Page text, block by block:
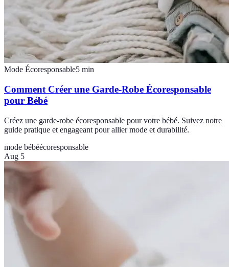
Mode Écoresponsable5 min
Comment Créer une Garde-Robe Écoresponsable
pour Bébé
Créez une garde-robe écoresponsable pour votre bébé. Suivez notre
guide pratique et engageant pour allier mode et durabilité.
mode bébéécoresponsable
Aug 5